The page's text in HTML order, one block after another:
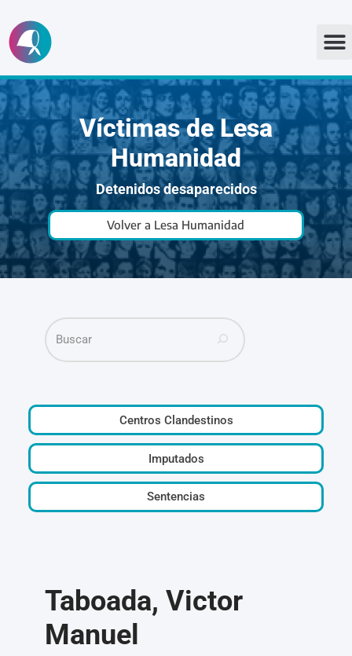
Ir
al
contenido
Víctimas de Lesa
Humanidad
Detenidos desaparecidos
Volver a Lesa Humanidad
Centros Clandestinos
Imputados
Sentencias
Taboada, Victor
Manuel